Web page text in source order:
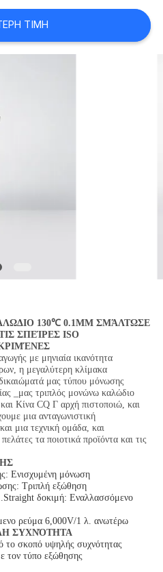
ΤΙΜΉ
130℃ 0.1MM ΣΜΆΛΤΩΣΕ
ΣΠΕΊΡΕΣ ISO
με μηνιαία ικανότητα
η μεγαλύτερη κλίμακα
μας τύπου μόνωσης
_μας τριπλός μονώνω καλώδιο
Κίνα CQ Γ αρχή πιστοποιώ, και
μια ανταγωνιστική
μια τεχνική ομάδα, και
τα ποιοτικά προϊόντα και τις
Ενισχυμένη μόνωση
Τριπλή εξώθηση
δοκιμή: Εναλλασσόμενο
ρεύμα 6,000V/1 λ. ανωτέρω
ΣΥΧΝΌΤΗΤΑ
το σκοπό υψηλής συχνότητας
τον τύπο εξώθησης